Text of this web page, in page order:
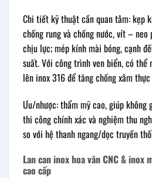
Chi tiết kỹ thuật cần quan tâm: kẹp
chống rung và chống nước, vít –
chịu lực; mép kính mài bóng, cạnh
suất. Với công trình ven biển, có
lên inox 316 để tăng chống xâm
Ưu/nhược: thẩm mỹ cao, giúp không
thi công chính xác và nghiệm thu
so với hệ thanh ngang/dọc truyền
Lan can inox hoa văn CNC & inox
cao cấp